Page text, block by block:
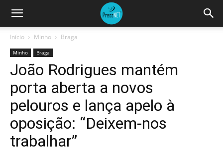
Início Minho Braga
Minho Braga
João Rodrigues mantém
porta aberta a novos
pelouros e lança apelo à
oposição: “Deixem-nos
trabalhar”